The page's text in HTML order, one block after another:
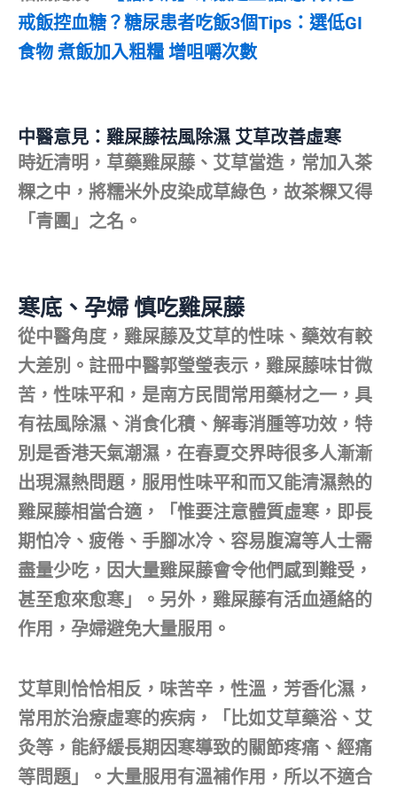
戒飯控血糖？糖尿患者吃飯3個Tips：選低GI
食物 煮飯加入粗糧 增咀嚼次數
中醫意見：雞屎藤祛風除濕 艾草改善虛寒
時近清明，草藥雞屎藤、艾草當造，常加入茶
粿之中，將糯米外皮染成草綠色，故茶粿又得
「青團」之名。
寒底、孕婦 慎吃雞屎藤
從中醫角度，雞屎藤及艾草的性味、藥效有較
大差別。註冊中醫郭瑩瑩表示，雞屎藤味甘微
苦，性味平和，是南方民間常用藥材之一，具
有祛風除濕、消食化積、解毒消腫等功效，特
別是香港天氣潮濕，在春夏交界時很多人漸漸
出現濕熱問題，服用性味平和而又能清濕熱的
雞屎藤相當合適，「惟要注意體質虛寒，即長
期怕冷、疲倦、手腳冰冷、容易腹瀉等人士需
盡量少吃，因大量雞屎藤會令他們感到難受，
甚至愈來愈寒」。另外，雞屎藤有活血通絡的
作用，孕婦避免大量服用。
艾草則恰恰相反，味苦辛，性溫，芳香化濕，
常用於治療虛寒的疾病，「比如艾草藥浴、艾
灸等，能紓緩長期因寒導致的關節疼痛、經痛
等問題」。大量服用有溫補作用，所以不適合